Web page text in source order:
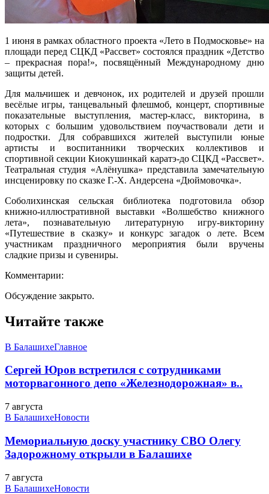
1 июня в рамках областного проекта «Лето в Подмосковье» на
площади перед СЦКД «Рассвет» состоялся праздник «Детство
– прекрасная пора!», посвящённый Международному дню
защиты детей.
Для мальчишек и девчонок, их родителей и друзей прошли
весёлые игры, танцевальный флешмоб, концерт, спортивные
показательные выступления, мастер-класс, викторина, в
которых с большим удовольствием поучаствовали дети и
подростки. Для собравшихся жителей выступили юные
артисты и воспитанники творческих коллективов и
спортивной секции Киокушинкай каратэ-до СЦКД «Рассвет».
Театральная студия «Алёнушка» представила замечательную
инсценировку по сказке Г.-Х. Андерсена «Дюймовочка».
Соболихинская сельская библиотека подготовила обзор
книжно-иллюстративной выставки «Волшебство книжного
лета», познавательную литературную игру-викторину
«Путешествие в сказку» и конкурс загадок о лете. Всем
участникам праздничного мероприятия были вручены
сладкие призы и сувениры.
Комментарии:
Обсуждение закрыто.
Читайте также
В БалашихеГлавное
Сергей Юров встретился с сотрудниками
моторвагонного депо «Железнодорожная» в..
7 августа
В БалашихеНовости
Мемориальную доску участнику СВО Олегу
Задорожному открыли в Балашихе
7 августа
В БалашихеНовости